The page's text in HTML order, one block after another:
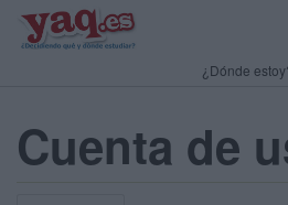
¿Dónde
Cuenta de